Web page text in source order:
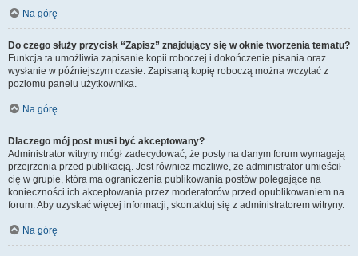
Na górę
Do czego służy przycisk “Zapisz” znajdujący się w oknie tworzenia tematu?
Funkcja ta umożliwia zapisanie kopii roboczej i dokończenie pisania oraz
wysłanie w późniejszym czasie. Zapisaną kopię roboczą można wczytać z
poziomu panelu użytkownika.
Na górę
Dlaczego mój post musi być akceptowany?
Administrator witryny mógł zadecydować, że posty na danym forum wymagają
przejrzenia przed publikacją. Jest również możliwe, że administrator umieścił
cię w grupie, która ma ograniczenia publikowania postów polegające na
konieczności ich akceptowania przez moderatorów przed opublikowaniem na
forum. Aby uzyskać więcej informacji, skontaktuj się z administratorem witryny.
Na górę